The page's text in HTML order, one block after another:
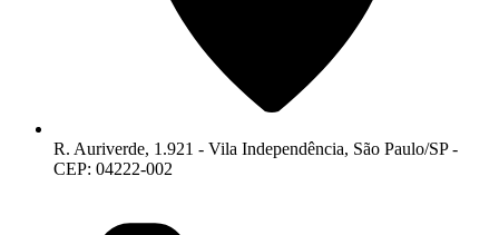
R. Auriverde, 1.921 - Vila Independência, São Paulo/SP -
CEP: 04222-002